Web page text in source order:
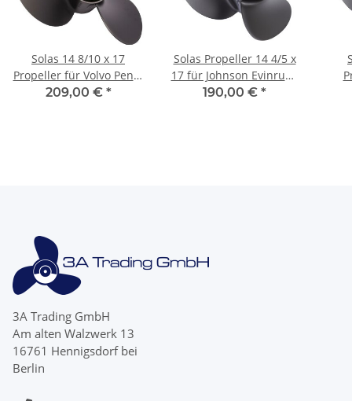
Solas 14 8/10 x 17
Propeller für Volvo Penta
AQ 280 290 17 Zähne
209,00 € *
Solas Propeller 14 4/5 x
17 für Johnson Evinrude
90-300 PS 15 Zähne
190,00 € *
3A Trading GmbH
Am alten Walzwerk 13
16761 Hennigsdorf bei
Berlin